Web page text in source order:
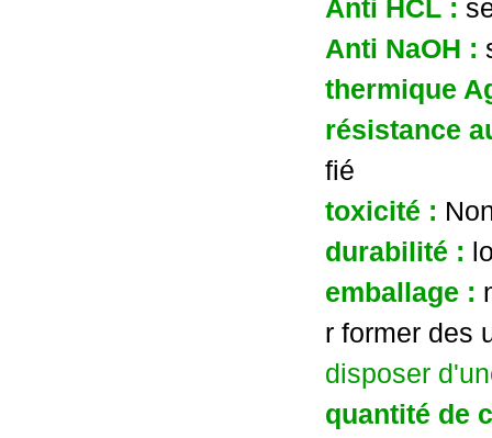
Anti HCL :
Anti NaOH :
thermique
résistance
fié
toxicité :
durabilité :
emballage :
r former des
disposer
quantité de